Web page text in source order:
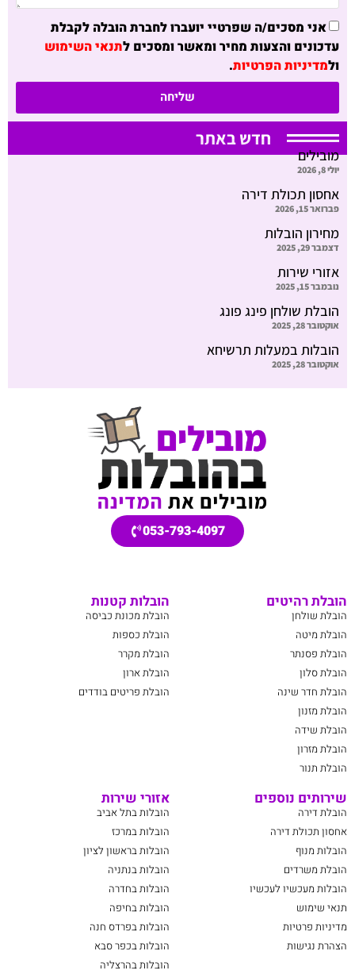
אני מסכים/ה שפרטיי יועברו לחברת הובלה לקבלת
עדכונים והצעות מחיר ומאשר ומסכים לתנאי השימוש
ולמדיניות הפרטיות.
שליחה
חדש באתר
מובילים
יולי 8, 2026
אחסון תכולת דירה
פברואר 15, 2026
מחירון הובלות
דצמבר 29, 2025
אזורי שירות
נובמבר 15, 2025
הובלת שולחן פינג פונג
אוקטובר 28, 2025
הובלות במעלות תרשיחא
אוקטובר 28, 2025
053-793-4097
הובלת רהיטים
הובלת שולחן
הובלת מיטה
הובלת פסנתר
הובלת סלון
הובלת חדר שינה
הובלת מזנון
הובלת שידה
הובלת מזרון
הובלת תנור
הובלות קטנות
הובלת מכונת כביסה
הובלת כספות
הובלת מקרר
הובלת ארון
הובלת פריטים בודדים
שירותים נוספים
הובלת דירה
אחסון תכולת דירה
הובלות מנוף
הובלת משרדים
הובלות מעכשיו לעכשיו
תנאי שימוש
מדיניות פרטיות
הצהרת נגישות
אזורי שירות
הובלות בתל אביב
הובלות במרכז
הובלות בראשון לציון
הובלות בנתניה
הובלות בחדרה
הובלות בחיפה
הובלות בפרדס חנה
הובלות בכפר סבא
הובלות בהרצליה